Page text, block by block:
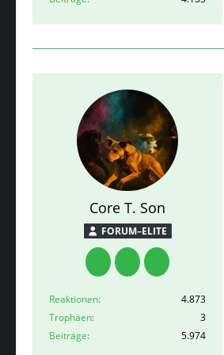
Core T. Son
FORUM–ELITE
Reaktionen
4.873
Trophäen
3
Beiträge
5.974